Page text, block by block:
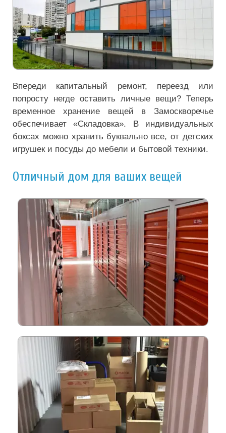
Впереди капитальный ремонт, переезд или
попросту негде оставить личные вещи? Теперь
временное хранение вещей в Замоскворечье
обеспечивает «Складовка». В индивидуальных
боксах можно хранить буквально все, от детских
игрушек и посуды до мебели и бытовой техники.
Отличный дом для ваших вещей